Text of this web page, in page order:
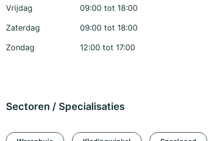
Vrijdag
09:00 tot 18:00
Zaterdag
09:00 tot 18:00
Zondag
12:00 tot 17:00
Sectoren / Specialisaties